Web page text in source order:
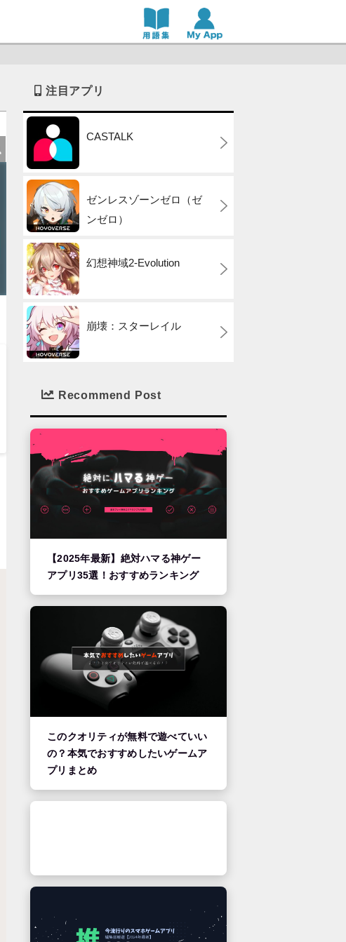
注目アプリ
CASTALK
ゼンレスゾーンゼロ（ゼ
ンゼロ）
幻想神域2-Evolution
崩壊：スターレイル
Recommend Post
【2025年最新】絶対ハマる神ゲー
アプリ35選！おすすめランキング
このクオリティが無料で遊べていい
の？本気でおすすめしたいゲームア
プリまとめ